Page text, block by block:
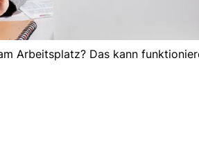
Arbeitsplatz? Das kann